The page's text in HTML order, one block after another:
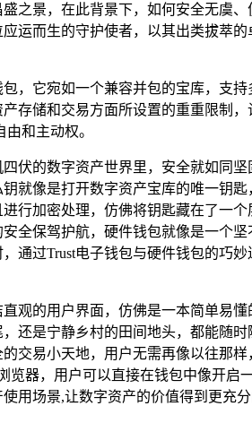
之景，在此背景下，如何安全无虞
运而生的守护使者，以其出类拔萃
，它宛如一个兼容并包的宝库，支
存储和交易方面所设置的重重限制
和主动权。
伏的数字资产世界里，安全就如同
就像是打开数字资产宝库的唯一钥
行加密处理，仿佛将钥匙藏在了一
全保驾护航，硬件钱包就像是一个
通过Trust电子钱包与硬件钱包的巧
观的用户界面，仿佛是一本简单易
还是宁静乡村的田间地头，都能随
交易小天地，用户无需再像以往那
器，用户可以直接在钱包中像开
用场景,让数字资产的价值得到更充分